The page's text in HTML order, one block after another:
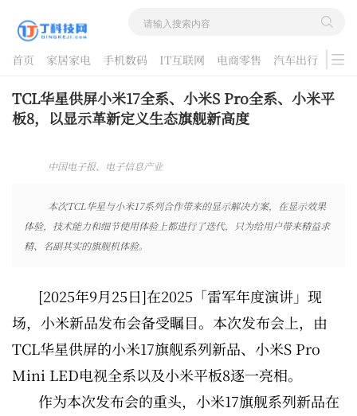
首页 家居家电 手机数码 IT互联网 电商零售 汽车出行
游戏
酷品评测
TCL华星供屏小米17全系、小米S Pro全系、小米平
板8，以显示革新定义生态旗舰新高度
中国电子报、电子信息产业
本次TCL华星与小米17系列合作带来的显示解决方案，在显示效果
体验，技术能力和细节使用体验上都进行了迭代，只为给用户带来精益求
精、名副其实的旗舰机体验。
[2025年9月25日]在2025「雷军年度演讲」现
场，小米新品发布会备受瞩目。本次发布会上，由
TCL华星供屏的小米17旗舰系列新品、小米S Pro
Mini LED电视全系以及小米平板8逐一亮相。
作为本次发布会的重头，小米17旗舰系列新品在